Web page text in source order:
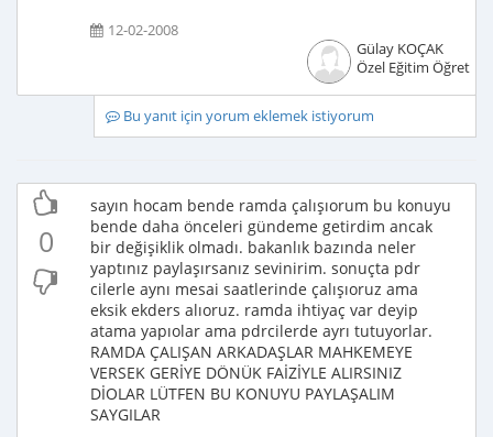
12-02-2008
Gülay KOÇAK
Özel Eğitim
Bu yanıt için yorum eklemek istiyorum
0
sayın hocam bende ramda çalışıorum bu konuyu
bende daha önceleri gündeme getirdim ancak
bir değişiklik olmadı. bakanlık bazında neler
yaptınız paylaşırsanız sevinirim. sonuçta pdr
cilerle aynı mesai saatlerinde çalışıoruz ama
eksik ekders alıoruz. ramda ihtiyaç var deyip
atama yapıolar ama pdrcilerde ayrı tutuyorlar.
RAMDA ÇALIŞAN ARKADAŞLAR MAHKEMEYE
VERSEK GERİYE DÖNÜK FAİZİYLE ALIRSINIZ
DİOLAR LÜTFEN BU KONUYU PAYLAŞALIM
SAYGILAR